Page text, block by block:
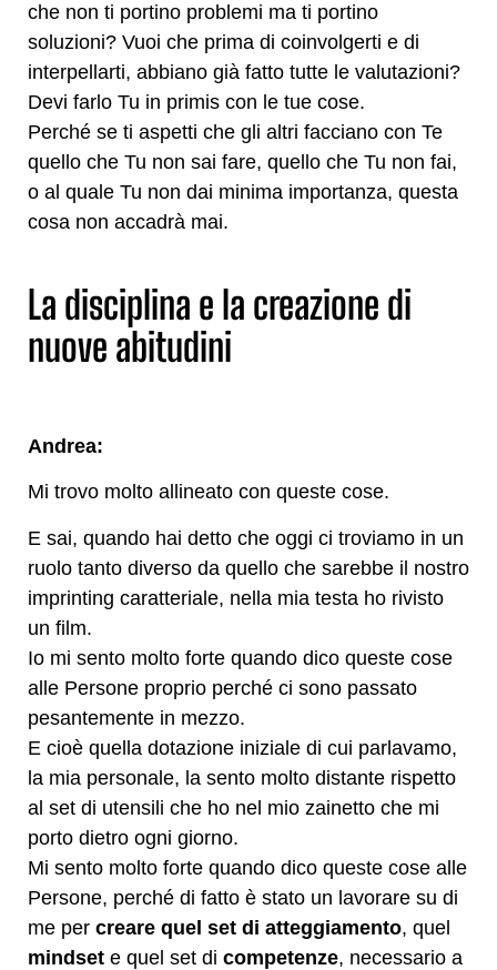
che non ti portino problemi ma ti portino
soluzioni? Vuoi che prima di coinvolgerti e di
interpellarti, abbiano già fatto tutte le valutazioni?
Devi farlo Tu in primis con le tue cose.
Perché se ti aspetti che gli altri facciano con Te
quello che Tu non sai fare, quello che Tu non fai,
o al quale Tu non dai minima importanza, questa
cosa non accadrà mai.
La disciplina e la creazione di
nuove abitudini
Andrea:
Mi trovo molto allineato con queste cose.
E sai, quando hai detto che oggi ci troviamo in un
ruolo tanto diverso da quello che sarebbe il nostro
imprinting caratteriale, nella mia testa ho rivisto
un film.
Io mi sento molto forte quando dico queste cose
alle Persone proprio perché ci sono passato
pesantemente in mezzo.
E cioè quella dotazione iniziale di cui parlavamo,
la mia personale, la sento molto distante rispetto
al set di utensili che ho nel mio zainetto che mi
porto dietro ogni giorno.
Mi sento molto forte quando dico queste cose alle
Persone, perché di fatto è stato un lavorare su di
me per creare quel set di atteggiamento, quel
mindset e quel set di competenze, necessario a